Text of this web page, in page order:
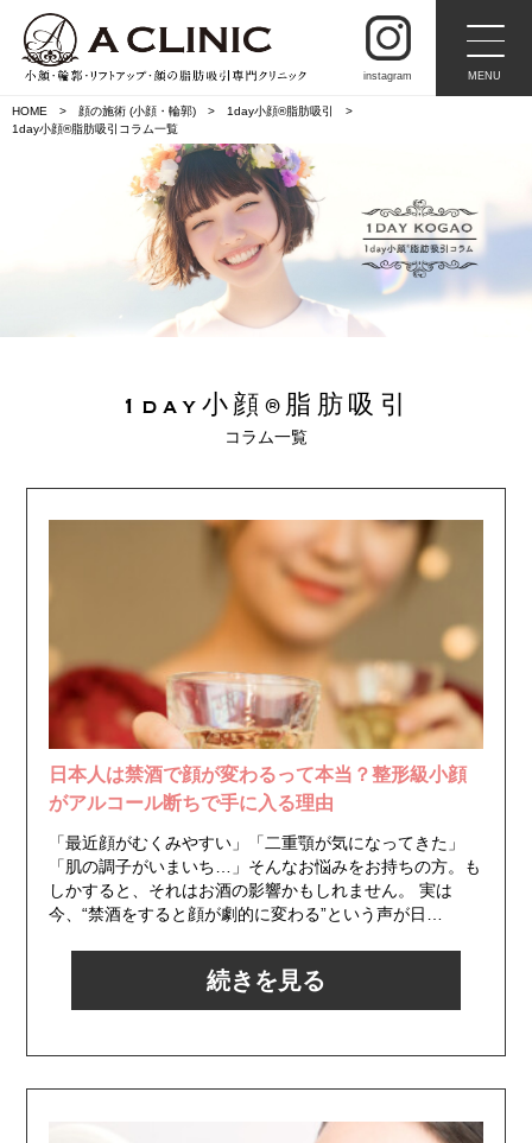
instagram MENU
HOME 顔の施術 (小顔・輪郭)
1day小顔®︎脂肪吸引
1day小顔®︎脂肪吸引コラム一覧
1day小顔®︎脂肪吸引
コラム一覧
日本人は禁酒で顔が変わるって本当？整形級小顔
がアルコール断ちで手に入る理由
「最近顔がむくみやすい」「二重顎が気になってきた」
「肌の調子がいまいち…」そんなお悩みをお持ちの方。も
しかすると、それはお酒の影響かもしれません。 実は
今、“禁酒をすると顔が劇的に変わる”という声が日…
続きを見る